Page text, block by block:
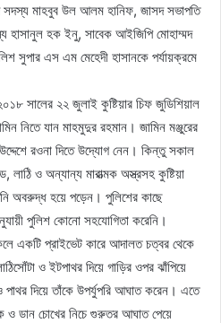
মাহবুব উল আলম হানিফ, জাসদ সভাপতি
হাসানুল হক ইনু, সাবেক আইজিপি মোহাম্মদ
সুপার এস এম মেহেদী হাসানকে পর্যায়ক্রমে
সালের ২২ জুলাই কুষ্টিয়ার চিফ জুডিশিয়াল
নিতে যান মাহমুদুর রহমান। জামিন মঞ্জুরের
রওনা দিতে উদ্যোগ নেন। কিন্তু সকাল
লাঠি ও অন্যান্য মারাত্মক অস্ত্রসহ কুষ্টিয়া
অবরুদ্ধ হয়ে পড়েন। পুলিশের কাছে
পুলিশ কোনো সহযোগিতা করেনি।
একটি প্রাইভেট কারে আদালত চত্বর থেকে
ও ইটপাথর দিয়ে গাড়ির ওপর ঝাঁপিয়ে
দিয়ে তাঁকে উপর্যুপরি আঘাত করেন। এতে
ও ডান চোখের নিচে গুরুতর আঘাত পেয়ে